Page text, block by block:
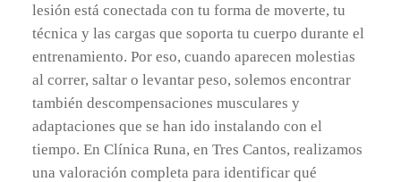
lesión está conectada con tu forma de moverte, tu
técnica y las cargas que soporta tu cuerpo durante el
entrenamiento. Por eso, cuando aparecen molestias
al correr, saltar o levantar peso, solemos encontrar
también descompensaciones musculares y
adaptaciones que se han ido instalando con el
tiempo. En Clínica Runa, en Tres Cantos, realizamos
una valoración completa para identificar qué